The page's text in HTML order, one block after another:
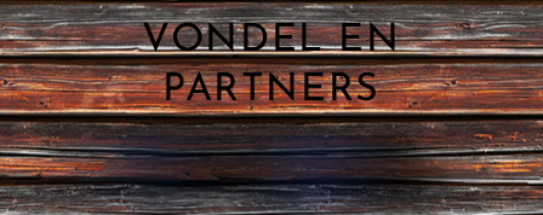
VONDEL EN
PARTNERS